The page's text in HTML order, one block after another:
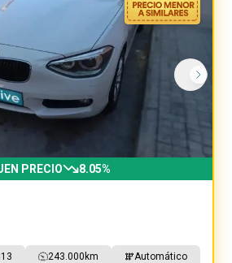
PRECIO 8.05%
243.000 km Automático